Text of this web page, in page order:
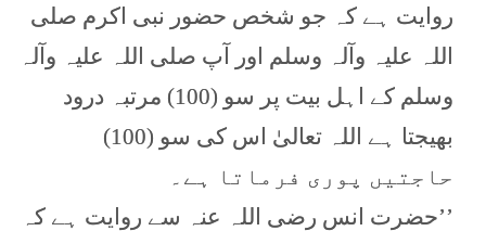
روایت ہے کہ جو شخص حضور نبی اکرم صلی
اللہ علیہ وآلہ وسلم اور آپ صلی اللہ علیہ وآلہ
وسلم کے اہل بیت پر سو (100) مرتبہ درود
بھیجتا ہے اللہ تعالیٰ اس کی سو (100)
حاجتیں پوری فرماتا ہے۔
’’حضرت انس رضی اللہ عنہ سے روایت ہے کہ